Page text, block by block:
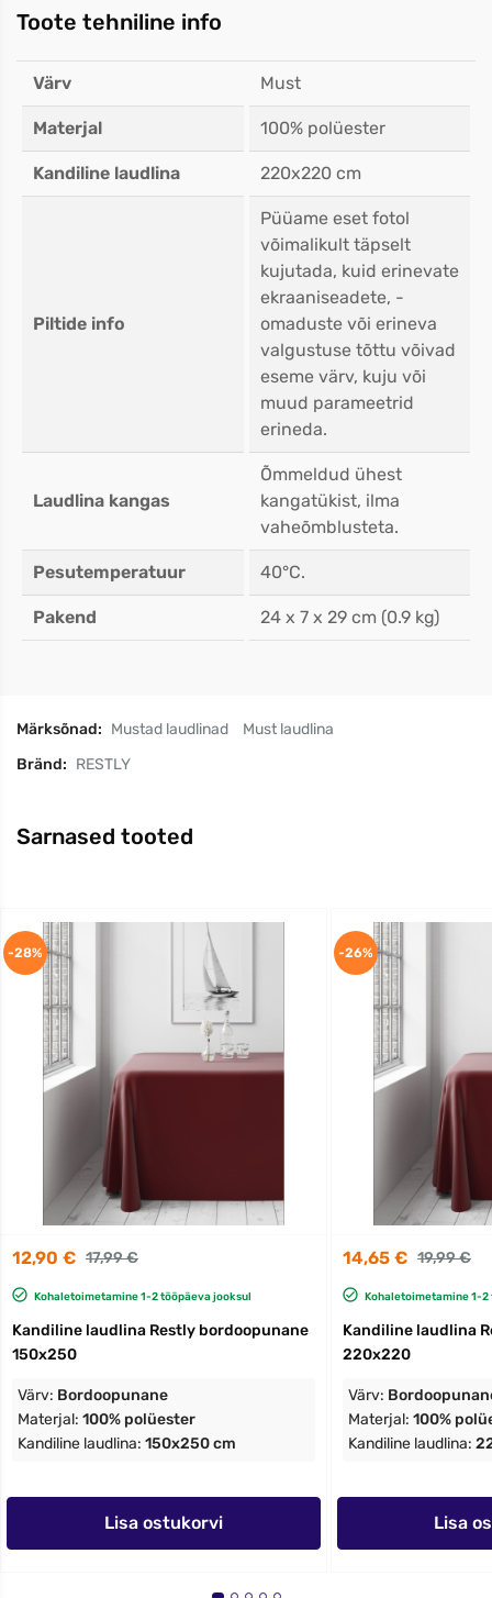
Toote tehniline info
Värv Must
Materjal 100% polüester
Kandiline laudlina 220x220 cm
Piltide info
Püüame eset fotol
võimalikult täpselt
kujutada, kuid erinevate
ekraaniseadete, -
omaduste või erineva
valgustuse tõttu võivad
eseme värv, kuju või
muud parameetrid
erineda.
Laudlina kangas
Õmmeldud ühest
kangatükist, ilma
vaheõmblusteta.
Pesutemperatuur 40°C.
Pakend 24 x 7 x 29 cm (0.9 kg)
Märksõnad: Mustad laudlinad
Must laudlina
Bränd: RESTLY
Sarnased tooted
12,90 € 17,99 €
Kohaletoimetamine 1-2 tööpäeva jooksul
Kandiline laudlina Restly bordoopunane
150x250
Värv: Bordoopunane
Materjal: 100% polüester
Kandiline laudlina: 150x250 cm
Lisa ostukorvi
-28%
14,65 € 19,99 €
Kohaletoimetamine 1-
Kandiline laudlina
220x220
Värv:
Materjal: 100%
Kandiline laudlina:
Lisa
-26%